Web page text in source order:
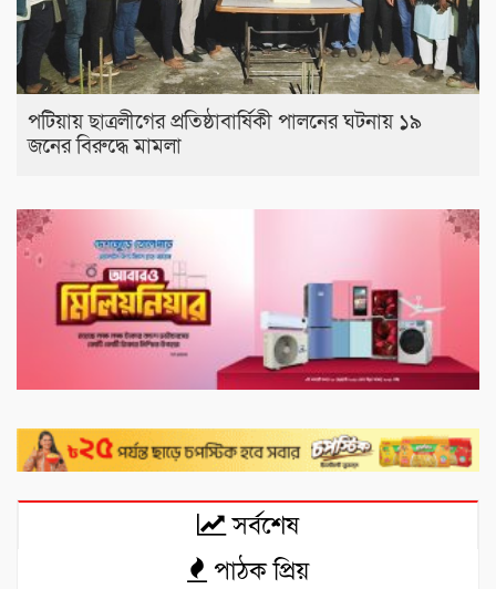
পটিয়ায় ছাত্রলীগের প্রতিষ্ঠাবার্ষিকী পালনের ঘটনায় ১৯
জনের বিরুদ্ধে মামলা
সর্বশেষ
পাঠক প্রিয়